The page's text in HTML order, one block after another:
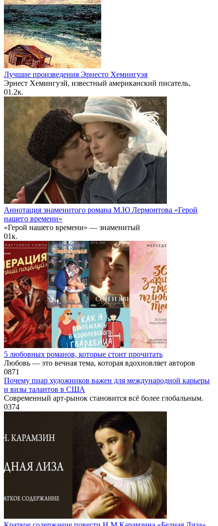
Лучшие произведения Эрнесто Хемингуэя
Эрнест Хемингуэй, известный американский писатель‚
01.2к.
Аннотация знаменитого романа М.Ю Лермонтова «Герой
нашего времени»
«Герой нашего времени» — знаменитый
01к.
5 любовных романов, которые стоит прочитать
Любовь — это вечная тема, которая вдохновляет авторов
0871
Почему пиар художников важен для международной карьеры
и визы талантов в США
Современный арт-рынок становится всё более глобальным.
0374